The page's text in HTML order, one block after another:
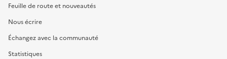
Feuille de route et nouveautés
Nous écrire
Échangez avec la communauté
Statistiques